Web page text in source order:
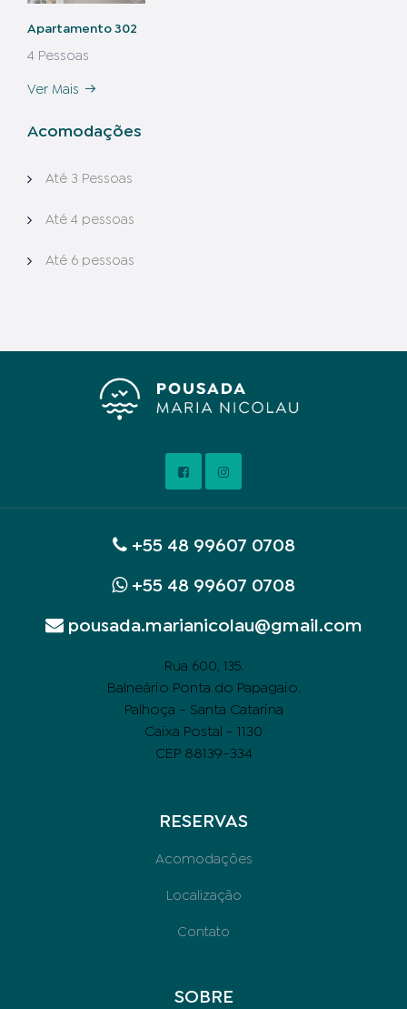
Apartamento 302
4 Pessoas
Ver Mais
Acomodações
Até 3 Pessoas
Até 4 pessoas
Até 6 pessoas
+55 48 99607 0708
+55 48 99607 0708
pousada.marianicolau@gmail.com
Rua 600, 135.
Balneário Ponta do Papagaio.
Palhoça - Santa Catarina
Caixa Postal - 1130
CEP 88139-334
RESERVAS
Acomodações
Localização
Contato
SOBRE